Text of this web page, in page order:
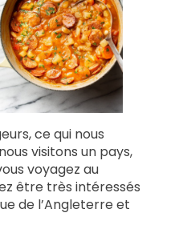
ce qui nous
visitons un pays,
voyagez au
être très intéressés
de l’Angleterre et